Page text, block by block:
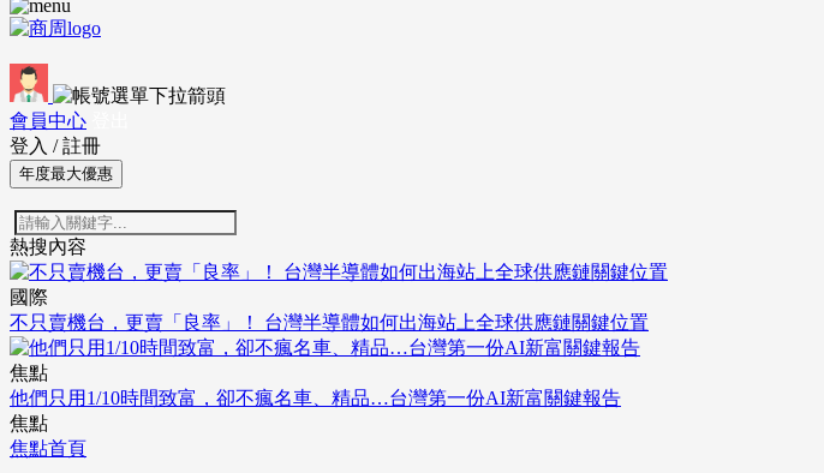
會員中心
登入 / 註冊
年度最大優惠
熱搜內容
國際
不只賣機台，更賣「良率」！ 台灣半導體如何出海站上全球供應鏈關鍵位置
焦點
他們只用1/10時間致富，卻不瘋名車、精品…台灣第一份AI新富關鍵報告
焦點
焦點首頁